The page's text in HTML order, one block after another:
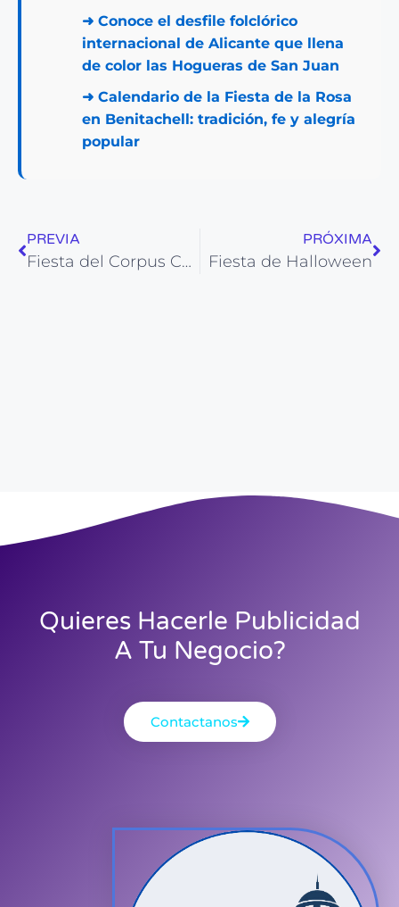
➜ Conoce el desfile folclórico
internacional de Alicante que llena
de color las Hogueras de San Juan
➜ Calendario de la Fiesta de la Rosa
en Benitachell: tradición, fe y alegría
popular
PREVIA
Fiesta del Corpus Christi en Alicante
PRÓXIMA
Fiesta de Halloween
Quieres Hacerle Publicidad
A Tu Negocio?
Contactanos